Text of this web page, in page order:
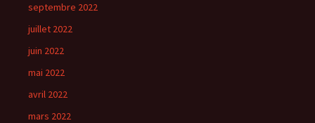
septembre 2022
juillet 2022
juin 2022
mai 2022
avril 2022
mars 2022